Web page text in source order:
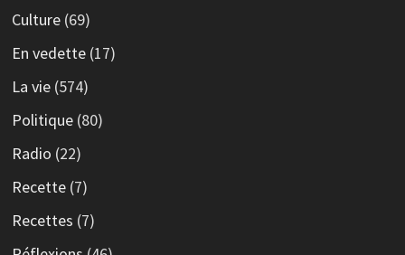
Culture(69)
En vedette(17)
La vie(574)
Politique(80)
Radio (22)
Recette(7)
Recettes (7)